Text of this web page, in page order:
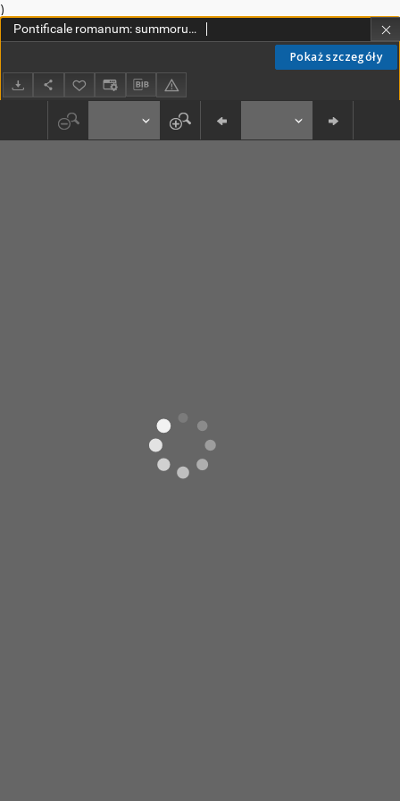
)
Pokaż szczegóły
Pontificale romanum: summorum pontificum jussu editum a Benedicto XIV et Leone XIII pontificibus maximis recognitum et castigatum pars tertia